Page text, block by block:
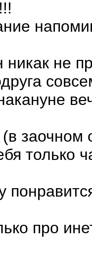
никак не
только
про